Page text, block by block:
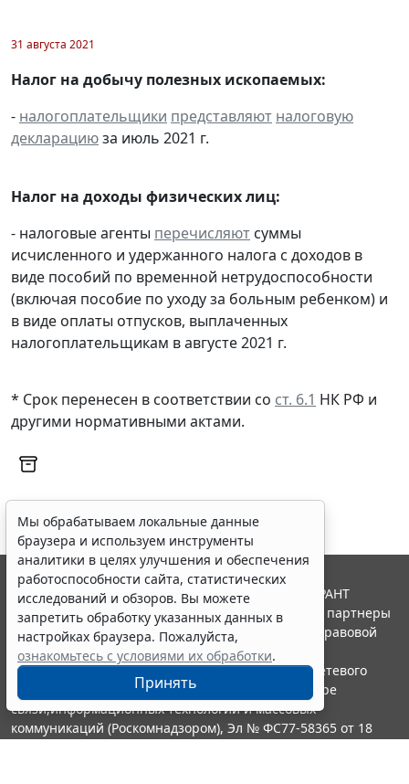
31 августа 2021
Налог на добычу полезных ископаемых:
- налогоплательщики представляют налоговую
декларациюза июль 2021 г.
Налог на доходы физических лиц:
- налоговые агенты перечисляют суммы
исчисленного и удержанного налога с доходов в
виде пособий по временной нетрудоспособности
(включая пособие по уходу за больным ребенком) и
в виде оплаты отпусков, выплаченных
налогоплательщикам в августе 2021 г.
* Срок перенесен в соответствии со ст. 6.1 НК РФ и
другими нормативными актами.
Мы обрабатываем локальные данные
браузера и используем инструменты
аналитики в целях улучшения и обеспечения
работоспособности сайта, статистических
исследований и обзоров. Вы можете
запретить обработку указанных данных в
настройках браузера. Пожалуйста,
ознакомьтесь с условиями их обработки.
Принять
© ООО "НПП "ГАРАНТ-СЕРВИС", 2026. Система ГАРАНТ
выпускается с 1990 года. Компания "Гарант" и ее партнеры
являются участниками Российской ассоциации правовой
информации ГАРАНТ.
Портал ГАРАНТ.РУ зарегистрирован в качестве сетевого
издания Федеральной службой по надзору в сфере
связи,информационных технологий и массовых
коммуникаций (Роскомнадзором), Эл № ФС77-58365 от 18